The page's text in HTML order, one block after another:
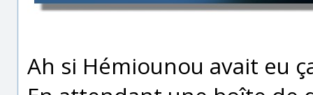
Ah si Hémiounou avait eu